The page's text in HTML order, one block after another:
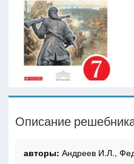
Описание
авторы:Андреев И.Л.,